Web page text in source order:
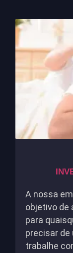
A nossa
objetivo de
para
precisar de
trabalhe